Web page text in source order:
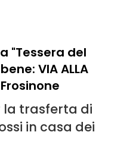
"Tessera del
VIA ALLA
la trasferta di
in casa dei